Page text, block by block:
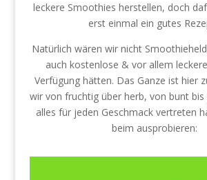
leckere Smoothies herstellen, doch
erst einmal ein gutes
Natürlich wären wir nicht
auch kostenlose & vor allem
Verfügung hätten. Das Ganze ist hier
wir von fruchtig über herb, von bunt
alles für jeden Geschmack vertreten
beim ausprobieren: